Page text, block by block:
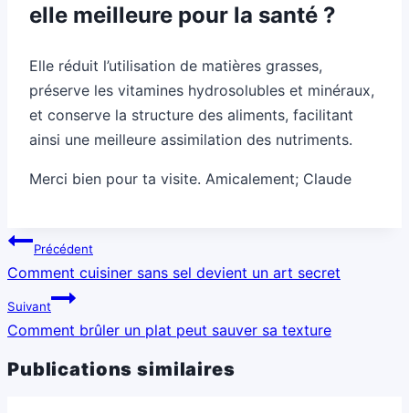
elle meilleure pour la santé ?
Elle réduit l’utilisation de matières grasses,
préserve les vitamines hydrosolubles et minéraux,
et conserve la structure des aliments, facilitant
ainsi une meilleure assimilation des nutriments.
Merci bien pour ta visite. Amicalement; Claude
Navigation
de
l’article
Précédent
Comment cuisiner sans sel devient un art secret
Suivant
Comment brûler un plat peut sauver sa texture
Publications similaires